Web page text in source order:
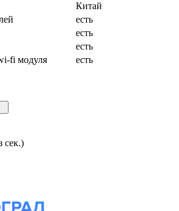
Китай
есть
есть
есть
fi модуля
есть
сек.)